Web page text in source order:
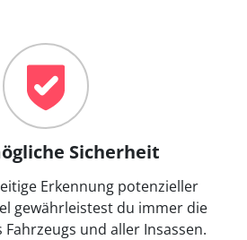
Sicherheit
Erkennung potenzieller
gewährleistest du immer die
und aller Insassen.